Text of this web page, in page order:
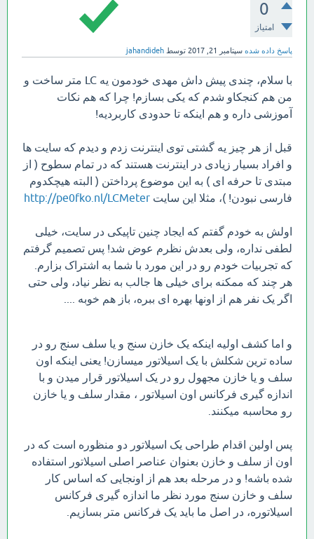
0
امتیاز
پاسخ داده شده سپتامبر 21, 2017 توسط jahandideh
با سلام، چندی پیش داش مهدی خودمون یه LC متر ساخت و
من هم کنجکاو شدم که یکی بسازم! چرا که هم نکات
آموزشی داره و هم اینکه تا حدودی کاربردیه!
قبل از هر چیز یه گشتی توی اینترنت زدم و دیدم که سایت ها
و افراد بسیار زیادی در اینترنت هستند که در تمام سطوح ( از
مبتدی تا حرفه ای ) به این موضوع پرداختن ( البته هیچکدوم
فارسی نبودن! )، مثلا این سایت http://pe0fko.nl/LCMeter
اولش به خودم گفتم که ایجاد چنین تاپیکی در سایت، خیلی
لطفی نداره، ولی بعدش نظرم عوض شد! پس تصمیم گرفتم
که تجربیات خودم رو در این مورد با شما به اشتراک بزارم.
هر چند که ممکنه برای خیلی ها جالب به نظر نیاد، ولی حتی
اگر یک نفر هم از اونها بهره ای ببره، باز هم خوبه ....
و اما کشف اولیه اینکه یک خازن سنج و یا سلف سنج رو در
ساده ترین شکلش با یک اسیلاتور میسازن! یعنی اینکه اون
سلف و یا خازن مجهول رو در یک اسیلاتور قرار میدن و با
اندازه گیری فرکانس اون اسیلاتور ، مقدار سلف و یا خازن
رو محاسبه میکنند.
پس اولین اقدام طراحی یک اسیلاتور دو منظوره است که در
اون از سلف و خازن بعنوان عناصر اصلی اسیلاتور استفاده
شده باشه! و در مرحله بعد هم از اونجایی که اساس کار
سلف و خازن سنج مورد نظر ما اندازه گیری فرکانس
اسیلاتوره، در اصل ما باید یک فرکانس متر بسازیم.